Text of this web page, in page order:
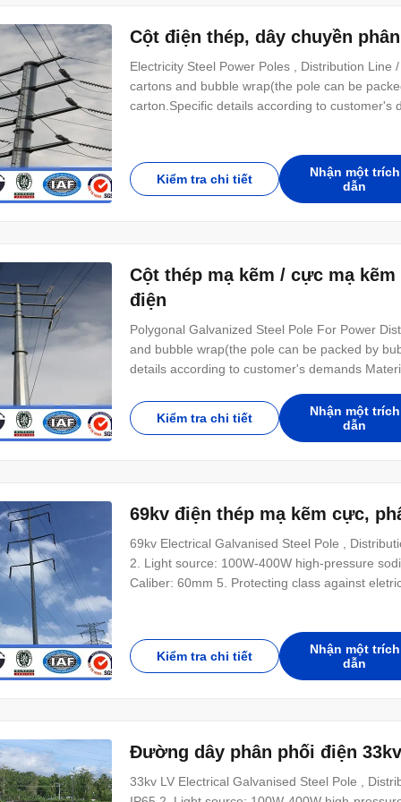
Cột điện thép, dây chuyền
Electricity Steel Power Poles , Distribution
cartons and bubble wrap(the pole can be
carton.Specific details according to
Kiểm tra chi tiết
Nhận một trích
dẫn
Cột thép mạ kẽm / cực mạ
điện
Polygonal Galvanized Steel Pole For Power
and bubble wrap(the pole can be packed by
details according to customer's demands
holes for anchor bolt Length Within 14m once
Kiểm tra chi tiết
Nhận một trích
dẫn
69kv điện thép mạ kẽm cực,
69kv Electrical Galvanised Steel Pole ,
2. Light source: 100W-400W high-pressure
Caliber: 60mm 5. Protecting class against
Kiểm tra chi tiết
Nhận một trích
dẫn
Đường dây phân phối điện
33kv LV Electrical Galvanised Steel Pole ,